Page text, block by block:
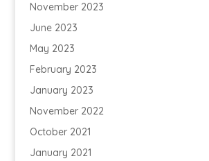
November 2023
June 2023
May 2023
February 2023
January 2023
November 2022
October 2021
January 2021